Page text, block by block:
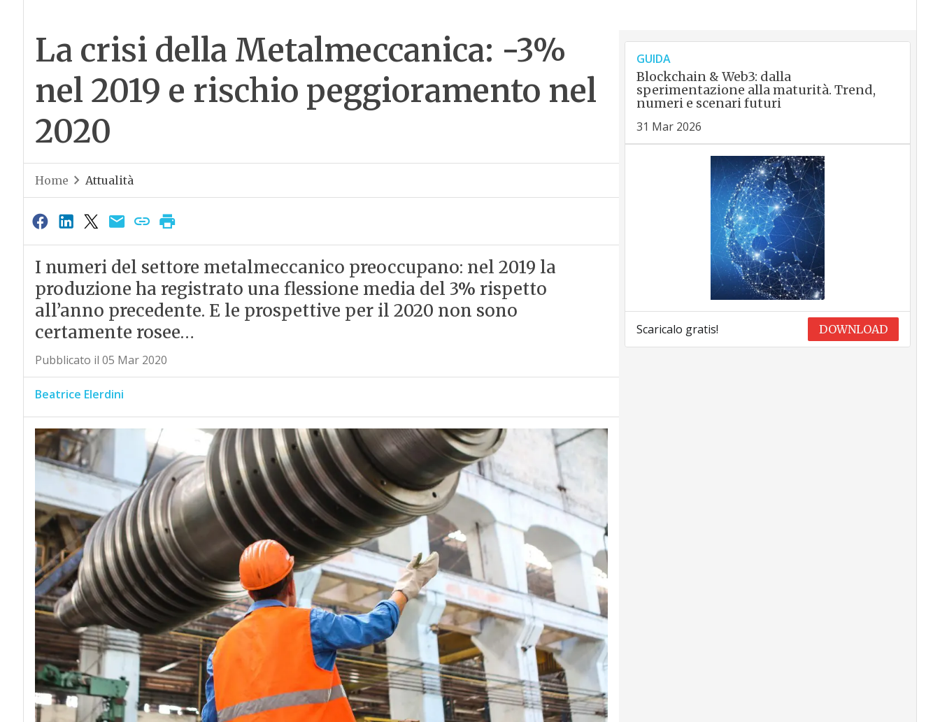
La crisi della Metalmeccanica: -3%
nel 2019 e rischio peggioramento nel
2020
Home Attualità
I numeri del settore metalmeccanico preoccupano: nel 2019 la
produzione ha registrato una flessione media del 3% rispetto
all’anno precedente. E le prospettive per il 2020 non sono
certamente rosee…
Pubblicato il 05 Mar 2020
Beatrice Elerdini
GUIDA
Blockchain & Web3: dalla
sperimentazione alla maturità. Trend,
numeri e scenari futuri
31 Mar 2026
Scaricalo gratis! DOWNLOAD